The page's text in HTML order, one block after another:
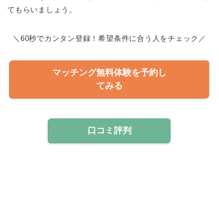
てもらいましょう。
＼60秒でカンタン登録！希望条件に合う人をチェック／
マッチング無料体験を予約し
てみる
口コミ評判